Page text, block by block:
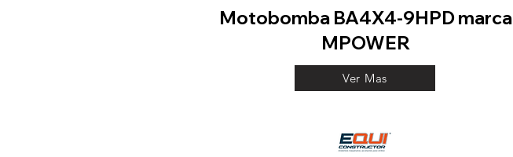
Motobomba BA4X4-9HPD marca
MPOWER
Ver Mas